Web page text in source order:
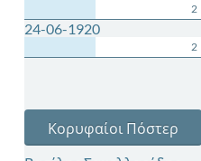
2
24-06-1920
2
Κορυφαίοι Πόστερ